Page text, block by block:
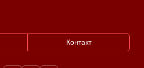
Контакт